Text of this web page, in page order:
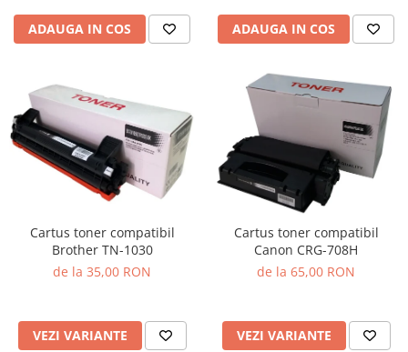
ADAUGA IN COS ADAUGA IN COS
Cartus toner compatibil
Brother TN-1030
de la 35,00 RON
VEZI VARIANTE
Cartus toner compatibil
Canon CRG-708H
de la 65,00 RON
VEZI VARIANTE